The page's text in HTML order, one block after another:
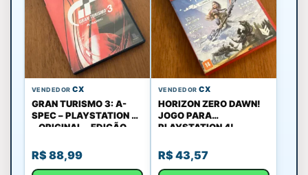
VENDEDORCX
GRAN TURISMO 3: A-
SPEC – PLAYSTATION 2
– ORIGINAL – EDIÇÃO
R$88,99
VENDEDORCX
HORIZON ZERO DAWN!
JOGO PARA
PLAYSTATION 4!
R$43,57